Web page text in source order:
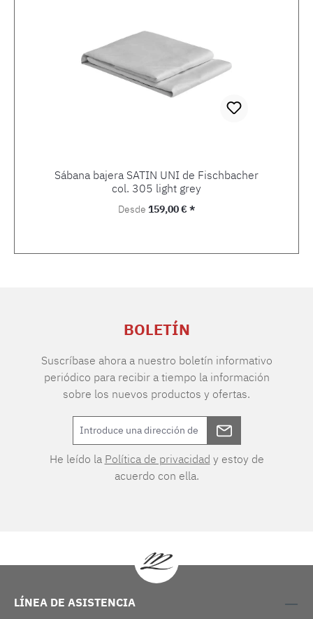
Sábana bajera SATIN UNI de Fischbacher
col. 305 light grey
Precio normal:
Desde 159,00 € *
BOLETÍN
Suscríbase ahora a nuestro boletín informativo
periódico para recibir a tiempo la información
sobre los nuevos productos y ofertas.
He leído la Política de privacidad y estoy de
acuerdo con ella.
LÍNEA DE ASISTENCIA